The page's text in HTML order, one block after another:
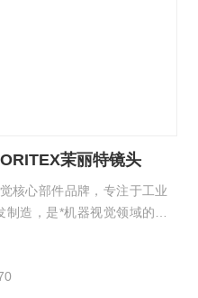
茉丽特镜头
核心部件品牌，专注于工业
造，是*机器视觉领域的光
镜头、线扫镜头。锂电极片